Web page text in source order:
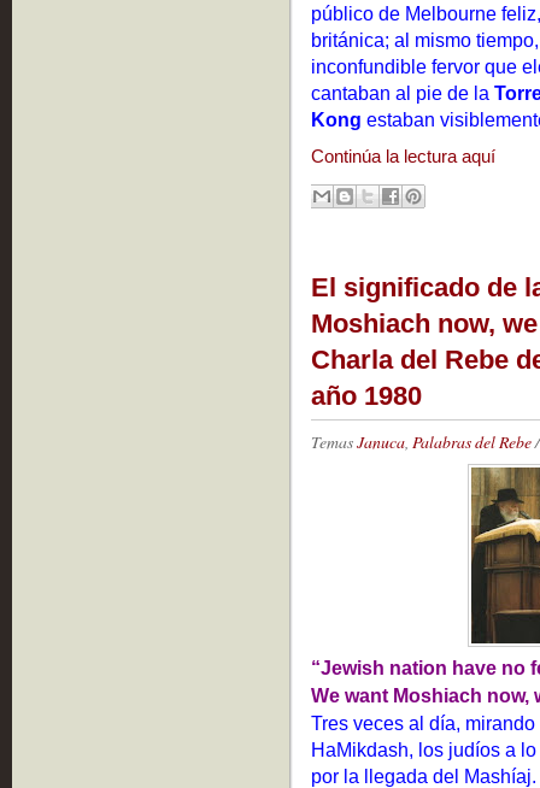
público de Melbourne
británica; al mismo
inconfundible fervor que
cantaban al pie de la
Kong estaban
Continúa la lectura aquí
El significado de
Moshiach now,
Charla del Rebe
año 1980
TemasJanuca Palabras del Rebe/
“Jewish nation have no
We want Moshiach now,
Tres veces al día,
HaMikdash, los judíos a
por la llegada del